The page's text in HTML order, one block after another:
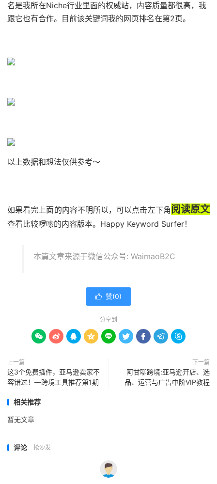
名是我所在Niche行业里面的权威站，内容质量都很高，我
跟它也有合作。目前该关键词我的网页排名在第2页。
以上数据和想法仅供参考～
如果看完上面的内容不明所以，可以点击左下角阅读原文
查看 比较啰嗦的内容版本。 Happy Keyword Surfer！
本篇文章来源于微信公众号: WaimaoB2C
 赞(0)
分享到
        
上一篇
这3个免费插件，亚马逊卖家不
容错过！—跨境工具推荐第1期
下一篇
阿甘聊跨境:亚马逊开店、选
品、运营与广告中阶VIP教程
相关推荐
暂无文章
评论 抢沙发